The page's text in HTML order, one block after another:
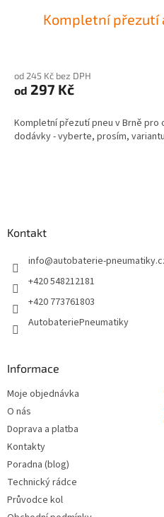
Kompletní přezutí
od 245 Kč bez DPH
od 297 Kč
Kompletní přezutí pneu v Brně pro
dodávky - vyberte, prosím,
Kontakt
info@autobaterie-
+420 548212181
+420 773761803
AutobateriePneumatiky
Informace
Moje objednávka
O nás
Doprava a platba
Kontakty
Poradna (blog)
Technický rádce
Průvodce kol